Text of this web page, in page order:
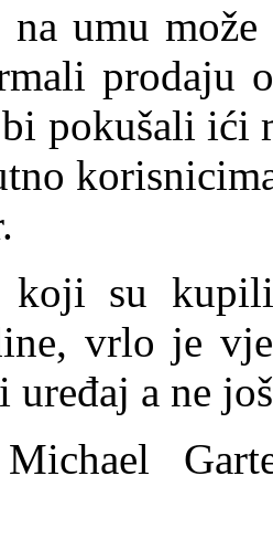
umu
prodaju
pokušali ići
koji su
vrlo je
uređaj a ne
Michael